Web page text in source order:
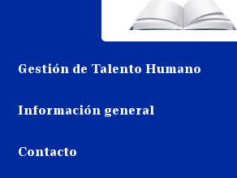
Gestión de Talento Humano
Trabaja con nosotros
Información general
dinero
Contacto